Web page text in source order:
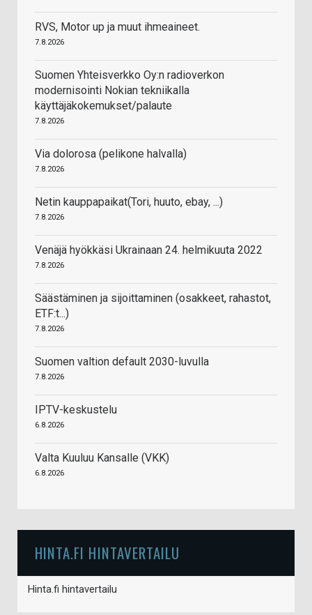
RVS, Motor up ja muut ihmeaineet.
7.8.2026
Suomen Yhteisverkko Oy:n radioverkon
modernisointi Nokian tekniikalla
käyttäjäkokemukset/palaute
7.8.2026
Via dolorosa (pelikone halvalla)
7.8.2026
Netin kauppapaikat(Tori, huuto, ebay, ...)
7.8.2026
Venäjä hyökkäsi Ukrainaan 24. helmikuuta 2022
7.8.2026
Säästäminen ja sijoittaminen (osakkeet, rahastot,
ETF:t...)
7.8.2026
Suomen valtion default 2030-luvulla
7.8.2026
IPTV-keskustelu
6.8.2026
Valta Kuuluu Kansalle (VKK)
6.8.2026
HINTA.FI HINTAVERTAILU
Hinta.fi hintavertailu